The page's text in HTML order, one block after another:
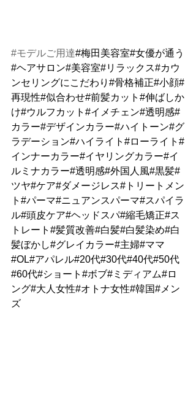
#モデルご用達#梅田美容室#女優が通う
#ヘアサロン#美容室#リラックス#カウ
ンセリングにこだわり#骨格補正#小顔#
再現性#似合わせ#前髪カット#伸ばしか
け#ウルフカット#イメチェン#透明感#
カラー#デザインカラー#ハイトーン#グ
ラデーション#ハイライト#ローライト#
インナーカラー#イヤリングカラー#イ
ルミナカラー#透明感#外国人風#黒髪#
ツヤ#ケア#ダメージレス#トリートメン
ト#パーマ#ニュアンスパーマ#スパイラ
ル#頭皮ケア#ヘッドスパ#縮毛矯正#ス
トレート#髪質改善#白髪#白髪染め#白
髪ぼかし#グレイカラー#主婦#ママ
#OL#アパレル#20代#30代#40代#50代
#60代#ショート#ボブ#ミディアム#ロ
ング#大人女性#オトナ女性#韓国#メン
ズ